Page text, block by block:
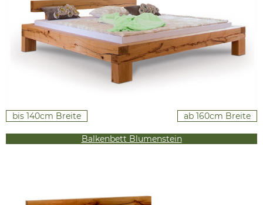
bis 140cm Breite ab 160cm Breite
Balkenbett Blumenstein